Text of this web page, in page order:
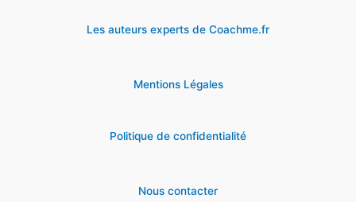
Les auteurs experts de Coachme.fr
Mentions Légales
Politique de confidentialité
Nous contacter